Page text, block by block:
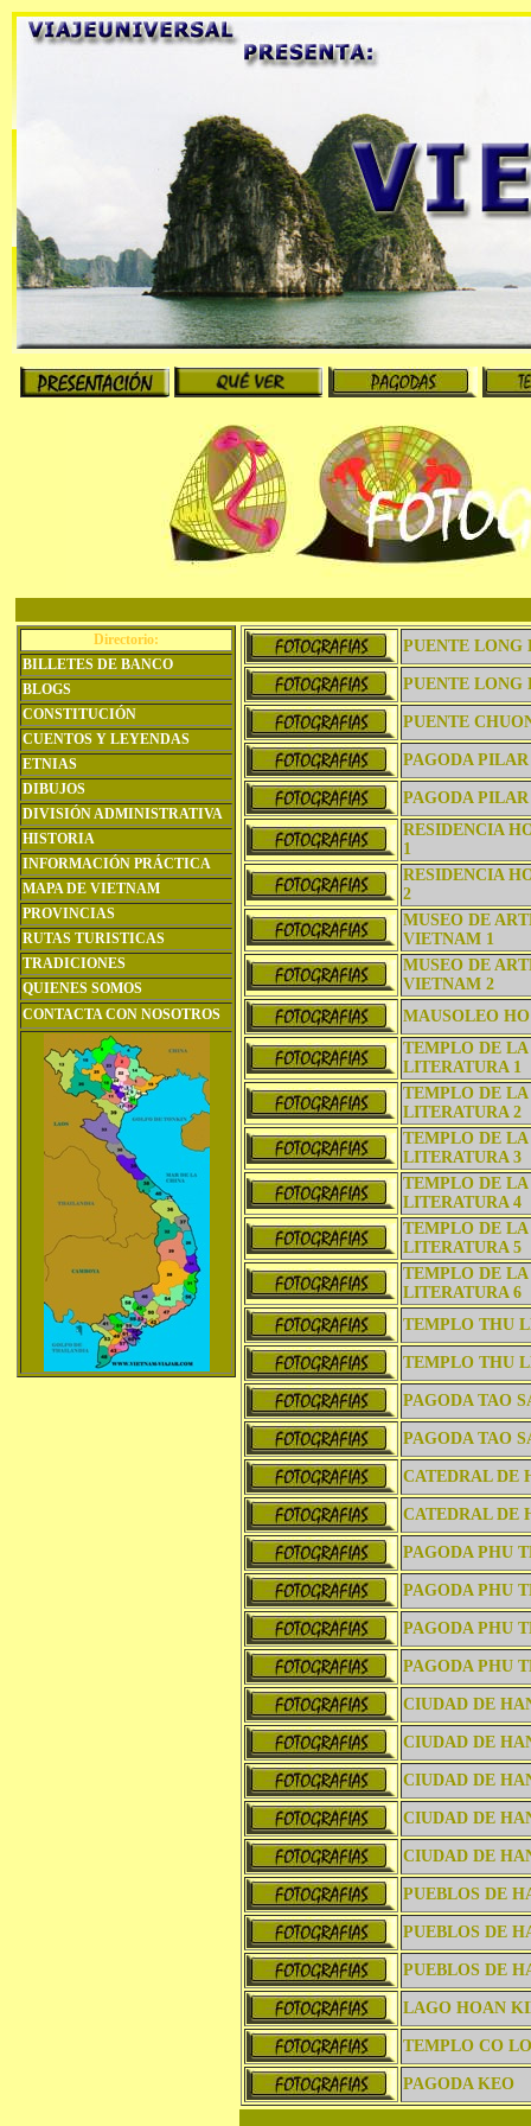
Directorio:
BILLETES DE BANCO
BLOGS
CONSTITUCIÓN
CUENTOS Y LEYENDAS
ETNIAS
DIBUJOS
DIVISIÓN ADMINISTRATIVA
HISTORIA
INFORMACIÓN PRÁCTICA
MAPA DE VIETNAM
PROVINCIAS
RUTAS TURISTICAS
TRADICIONES
QUIENES SOMOS
CONTACTA CON NOSOTROS
PUENTE LONG
PUENTE LONG
PUENTE
PAGODA
PAGODA
RESIDENCIA
1
RESIDENCIA
2
MUSEO DE
VIETNAM 1
MUSEO DE
VIETNAM 2
MAUSOLEO
TEMPLO DE LA
LITERATURA 1
TEMPLO DE LA
LITERATURA 2
TEMPLO DE LA
LITERATURA 3
TEMPLO DE LA
LITERATURA 4
TEMPLO DE LA
LITERATURA 5
TEMPLO DE LA
LITERATURA 6
TEMPLO THU
TEMPLO THU
PAGODA TAO
PAGODA TAO
CATEDRAL DE
CATEDRAL DE
PAGODA PHU
PAGODA PHU
PAGODA PHU
PAGODA PHU
CIUDAD DE
CIUDAD DE
CIUDAD DE
CIUDAD DE
CIUDAD DE
PUEBLOS DE
PUEBLOS DE
PUEBLOS DE
LAGO HOAN
TEMPLO CO
PAGODA KEO